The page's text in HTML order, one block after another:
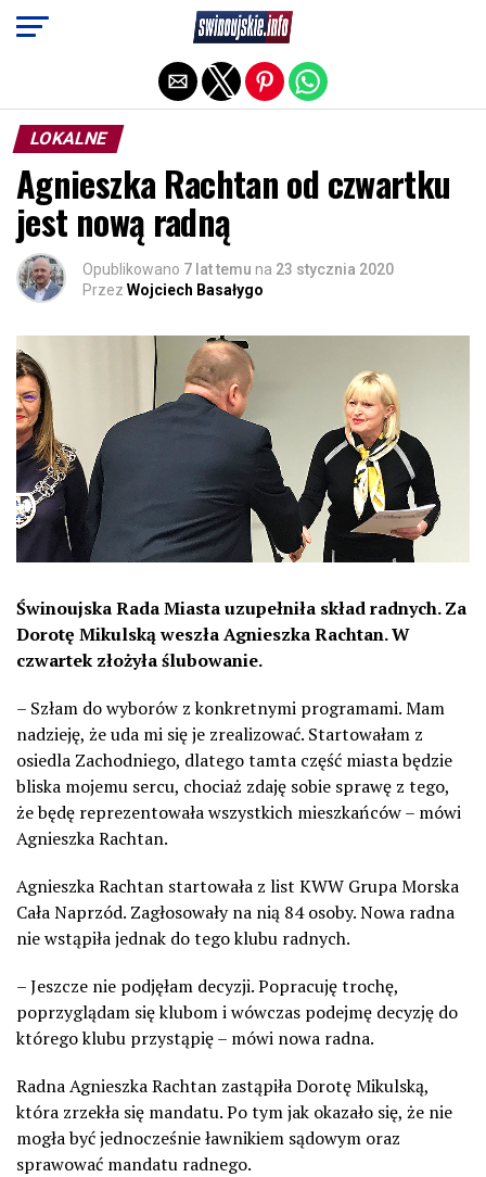
LOKALNE
Agnieszka Rachtan od czwartku
jest nową radną
Opublikowano 7 lat temu na 23 stycznia 2020
Przez Wojciech Basałygo
Świnoujska Rada Miasta uzupełniła skład radnych. Za
Dorotę Mikulską weszła Agnieszka Rachtan. W
czwartek złożyła ślubowanie.
– Szłam do wyborów z konkretnymi programami. Mam
nadzieję, że uda mi się je zrealizować. Startowałam z
osiedla Zachodniego, dlatego tamta część miasta będzie
bliska mojemu sercu, chociaż zdaję sobie sprawę z tego,
że będę reprezentowała wszystkich mieszkańców – mówi
Agnieszka Rachtan.
Agnieszka Rachtan startowała z list KWW Grupa Morska
Cała Naprzód. Zagłosowały na nią 84 osoby. Nowa radna
nie wstąpiła jednak do tego klubu radnych.
– Jeszcze nie podjęłam decyzji. Popracuję trochę,
poprzyglądam się klubom i wówczas podejmę decyzję do
którego klubu przystąpię – mówi nowa radna.
Radna Agnieszka Rachtan zastąpiła Dorotę Mikulską,
która zrzekła się mandatu. Po tym jak okazało się, że nie
mogła być jednocześnie ławnikiem sądowym oraz
sprawować mandatu radnego.
Exit mobile version